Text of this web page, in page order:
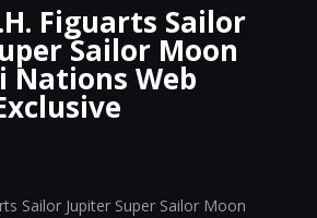
Figuarts Sailor
Sailor Moon
Nations Web
Sailor Jupiter Super Sailor Moon